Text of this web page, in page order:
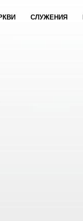
СЛУЖЕНИЯ